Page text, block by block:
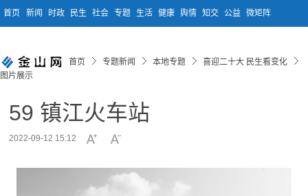
首页 新闻 时政 民生 社会 专题 生活 健康 舆情 知交 公益 微矩阵
首页 专题新闻 本地专题
喜迎二十大 民生看变化
图片展示
59 镇江火车站
2022-09-12 15:12